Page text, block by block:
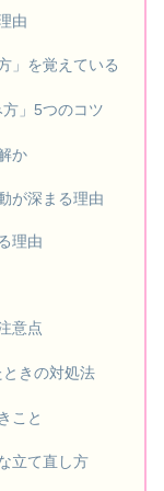
由
」を覚えている
」5つのコツ
か
が深まる理由
理由
意点
きの対処法
こと
立て直し方